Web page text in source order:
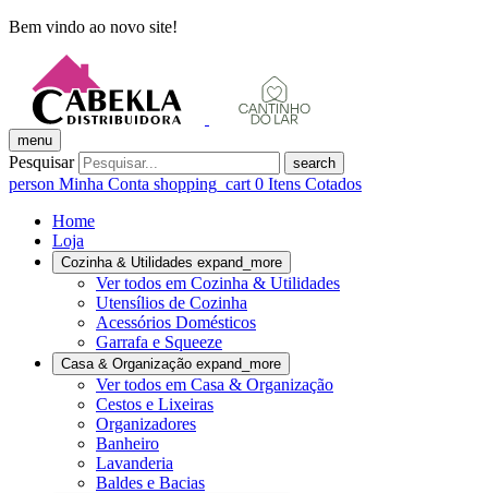
Bem vindo ao novo site!
menu
Pesquisar search
person Minha Conta shopping_cart 0 Itens Cotados
Home
Loja
Cozinha & Utilidades expand_more
Ver todos em Cozinha & Utilidades
Utensílios de Cozinha
Acessórios Domésticos
Garrafa e Squeeze
Casa & Organização expand_more
Ver todos em Casa & Organização
Cestos e Lixeiras
Organizadores
Banheiro
Lavanderia
Baldes e Bacias